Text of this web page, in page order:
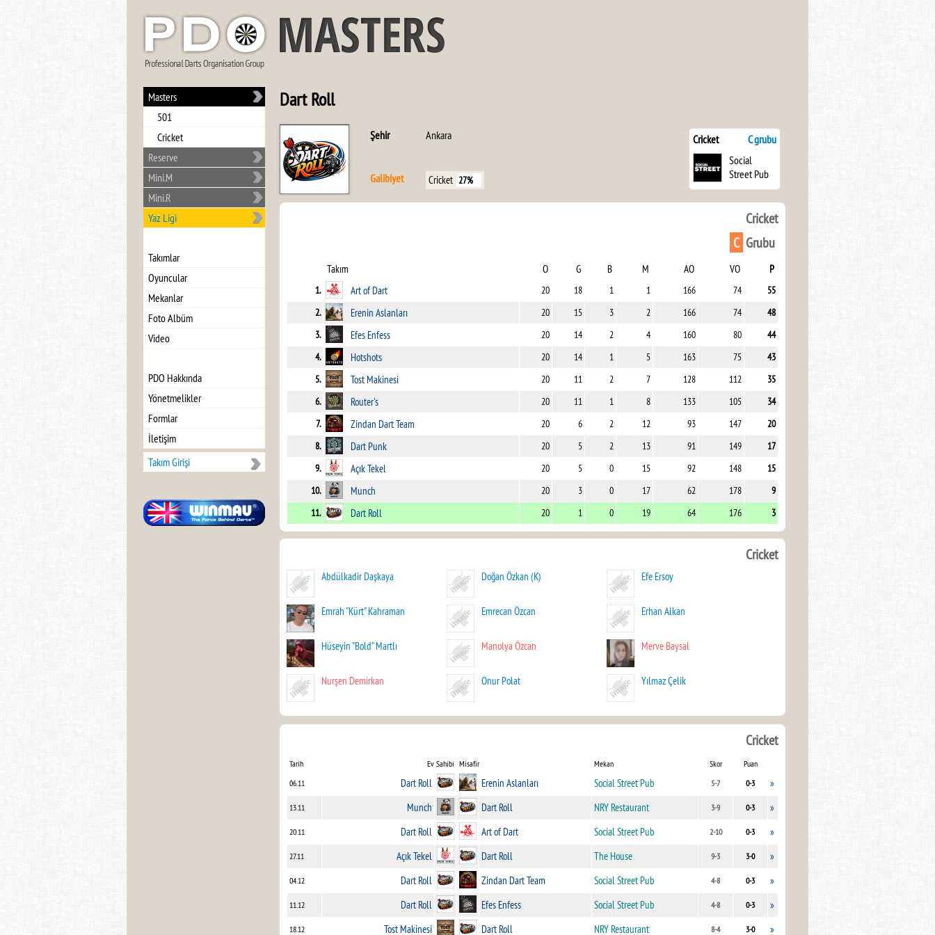
Masters
501
Cricket
Reserve
Mini.M
Mini.R
Yaz Ligi
Takımlar
Oyuncular
Mekanlar
Foto Albüm
Video
PDO Hakkında
Yönetmelikler
Formlar
İletişim
Takım Girişi
Dart Roll
C grubu
Cricket
Social
Street Pub
Şehir Ankara
Galibiyet 27%
Cricket
Cricket
C Grubu
Takım O G B M AO VO P
1. Art of Dart 20 18 1 1 166 74
55
2.
Erenin Aslanları 20 15 3 2 166 74
48
3.
Efes Enfess 20 14 2 4 160 80
44
4.
Hotshots 20 14 1 5 163 75
43
5.
Tost Makinesi 20 11 2 7 128 112
35
6.
Router's 20 11 1 8 133 105
34
7.
Zindan Dart Team 20 6 2 12 93 147
20
8.
Dart Punk 20 5 2 13 91 149
17
9.
Açık Tekel 20 5 0 15 92 148
15
10.
Munch 20 3 0 17 62 178
9
11.
Dart Roll 20 1 0 19 64 176 3
Cricket
Abdülkadir Daşkaya Doğan Özkan (K) Efe Ersoy
Emrah "Kürt" Kahraman Emrecan Özcan Erhan Alkan
Hüseyin "Bold" Martlı Manolya Özcan Merve Baysal
Nurşen Demirkan Onur Polat Yılmaz Çelik
Cricket
Tarih Ev Sahibi Misafir Mekan Skor
Puan
06.11
Dart Roll Erenin Aslanları Social Street Pub 5-7 0-3 »
13.11 Munch Dart Roll NRY Restaurant 3-9 0-3 »
20.11 Dart Roll Art of Dart Social Street Pub 2-10 0-3 »
27.11 Açık Tekel Dart Roll The House 9-3 3-0 »
04.12 Dart Roll Zindan Dart Team Social Street Pub 4-8 0-3 »
11.12 Dart Roll Efes Enfess Social Street Pub 4-8 0-3 »
18.12 Tost Makinesi Dart Roll NRY Restaurant 8-4 3-0 »